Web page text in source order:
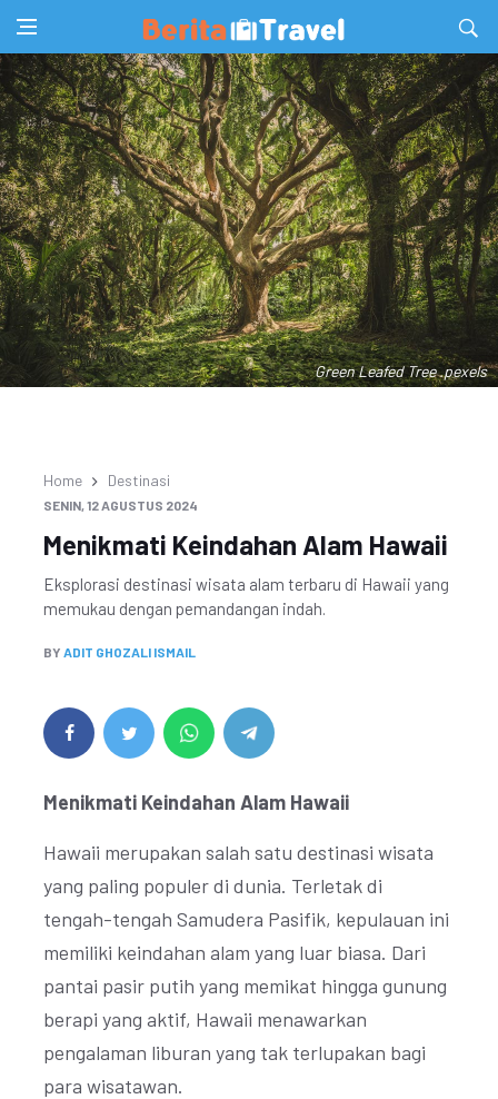
Green Leafed Tree .pexels
Home Destinasi
SENIN, 12 AGUSTUS 2024
Menikmati Keindahan Alam Hawaii
Eksplorasi destinasi wisata alam terbaru di Hawaii yang
memukau dengan pemandangan indah.
BY ADIT GHOZALI ISMAIL
Menikmati Keindahan Alam Hawaii
Hawaii merupakan salah satu destinasi wisata
yang paling populer di dunia. Terletak di
tengah-tengah Samudera Pasifik, kepulauan ini
memiliki keindahan alam yang luar biasa. Dari
pantai pasir putih yang memikat hingga gunung
berapi yang aktif, Hawaii menawarkan
pengalaman liburan yang tak terlupakan bagi
para wisatawan.